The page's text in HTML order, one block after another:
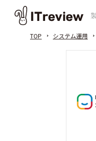
TOP システム運用